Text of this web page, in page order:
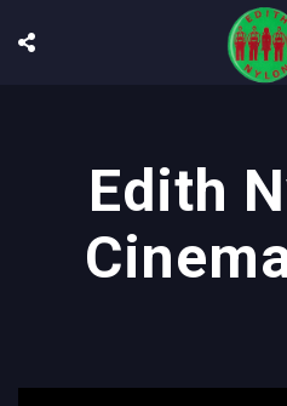
Edith